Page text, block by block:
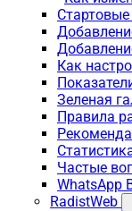
Как
Зеленая
Правила
Частые
WhatsApp
RadistWeb